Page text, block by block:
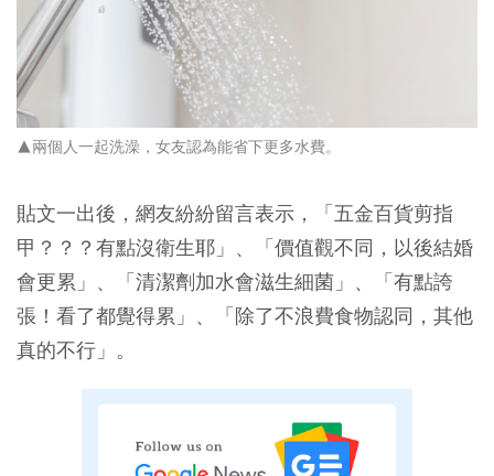
▲兩個人一起洗澡，女友認為能省下更多水費。
貼文一出後，網友紛紛留言表示，「五金百貨剪指
甲？？？有點沒衛生耶」、「價值觀不同，以後結婚
會更累」、「清潔劑加水會滋生細菌」、「有點誇
張！看了都覺得累」、「除了不浪費食物認同，其他
真的不行」。